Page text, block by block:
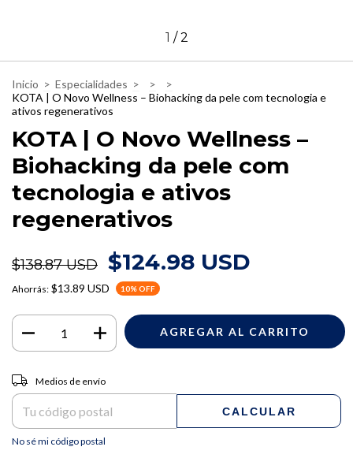
1 /2
Inicio > Especialidades > >
>
KOTA | O Novo Wellness – Biohacking da pele com tecnologia e
ativos regenerativos
KOTA | O Novo Wellness –
Biohacking da pele com
tecnologia e ativos
regenerativos
$138.87 USD $124.98 USD
Ahorrás: $13.89 USD 10% OFF
Entregas para el CP:
Medios de envío
CALCULAR
No sé mi código postal